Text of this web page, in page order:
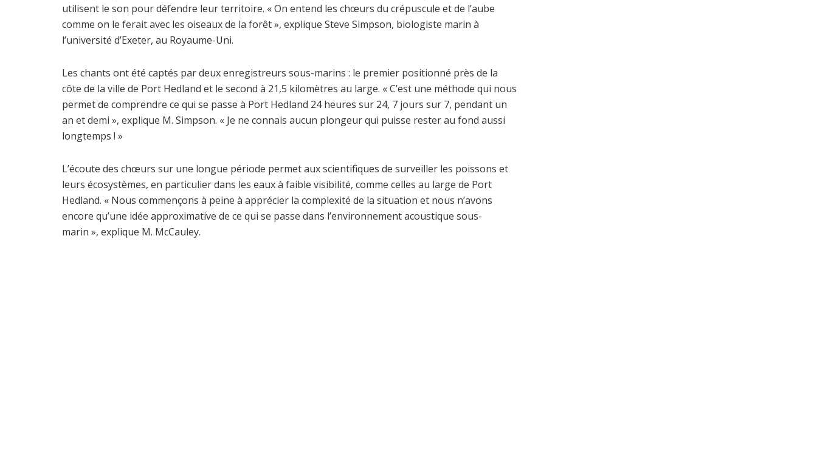
utilisent le son pour défendre leur territoire. « On entend les chœurs du crépuscule et de l’aube
comme on le ferait avec les oiseaux de la forêt », explique Steve Simpson, biologiste marin à
l’université d’Exeter, au Royaume-Uni.
Les chants ont été captés par deux enregistreurs sous-marins : le premier positionné près de la
côte de la ville de Port Hedland et le second à 21,5 kilomètres au large. « C’est une méthode qui nous
permet de comprendre ce qui se passe à Port Hedland 24 heures sur 24, 7 jours sur 7, pendant un
an et demi », explique M. Simpson. « Je ne connais aucun plongeur qui puisse rester au fond aussi
longtemps ! »
L’écoute des chœurs sur une longue période permet aux scientifiques de surveiller les poissons et
leurs écosystèmes, en particulier dans les eaux à faible visibilité, comme celles au large de Port
Hedland. « Nous commençons à peine à apprécier la complexité de la situation et nous n’avons
encore qu’une idée approximative de ce qui se passe dans l’environnement acoustique sous-
marin », explique M. McCauley.